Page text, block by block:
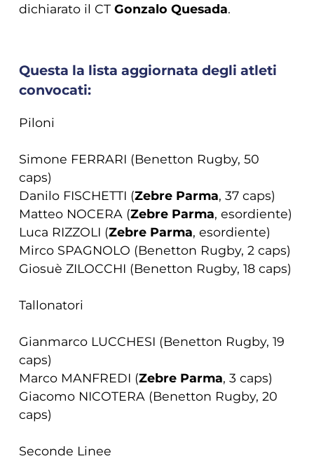
dichiarato il CT Gonzalo Quesada.
Questa la lista aggiornata degli atleti
convocati:
Piloni
Simone FERRARI (Benetton Rugby, 50
caps)
Danilo FISCHETTI (Zebre Parma, 37 caps)
Matteo NOCERA (Zebre Parma, esordiente)
Luca RIZZOLI (Zebre Parma, esordiente)
Mirco SPAGNOLO (Benetton Rugby, 2 caps)
Giosuè ZILOCCHI (Benetton Rugby, 18 caps)
Tallonatori
Gianmarco LUCCHESI (Benetton Rugby, 19
caps)
Marco MANFREDI (Zebre Parma, 3 caps)
Giacomo NICOTERA (Benetton Rugby, 20
caps)
Seconde Linee